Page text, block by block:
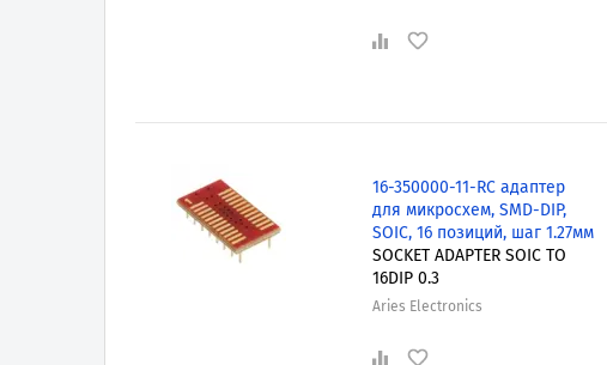
16-350000-11-RC адаптер
для микросхем, SMD-DIP,
SOIC, 16 позиций, шаг 1.27мм
SOCKET ADAPTER SOIC TO
16DIP 0.3
Aries Electronics